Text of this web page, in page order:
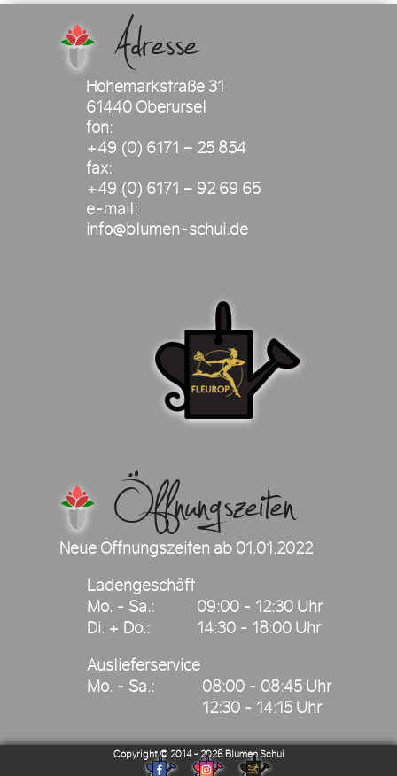
Adresse
Hohemarkstraße 31
61440 Oberursel
fon:
+49 (0) 6171 – 25 854
fax:
+49 (0) 6171 – 92 69 65
e-mail:
info@blumen-schui.de
Öffnungszeiten
Neue Öffnungszeiten ab 01.01.2022
Ladengeschäft
Mo. - Sa.:
09:00 - 12:30 Uhr
Di. + Do.:
14:30 - 18:00 Uhr
Auslieferservice
Mo. - Sa.:
08:00 - 08:45 Uhr
12:30 - 14:15 Uhr
2026 Blumen Schui